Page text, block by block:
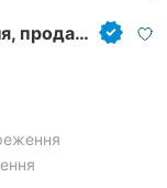
IS Systems. Монтаж, обслуговування, продаж систем безпеки